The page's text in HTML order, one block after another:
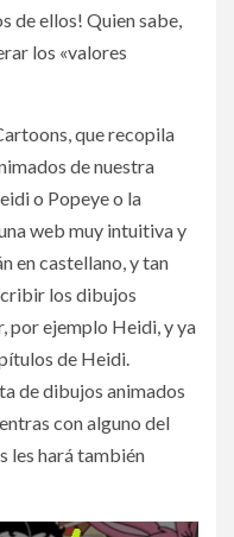
de ellos! Quien sabe,
los «valores
que recopila
de nuestra
o Popeye o la
web muy intuitiva y
en castellano, y tan
los dibujos
por ejemplo Heidi, y ya
de Heidi.
de dibujos animados
con alguno del
les hará también